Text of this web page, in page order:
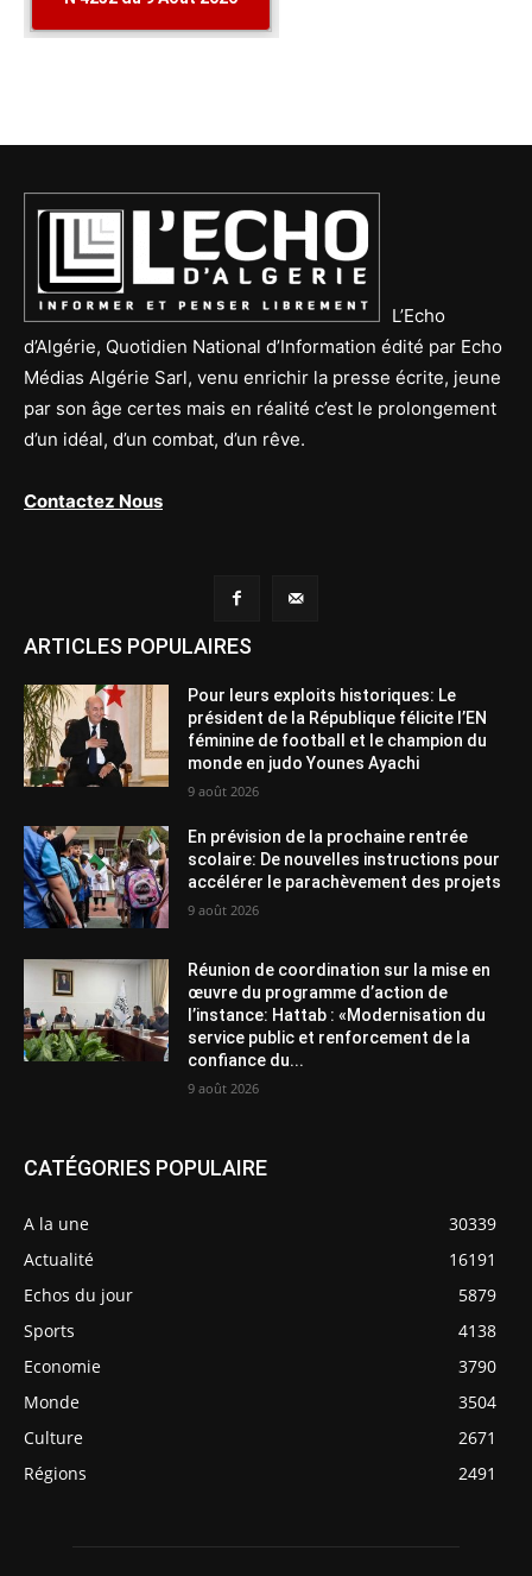
L’Echo
d’Algérie, Quotidien National d’Information édité par Echo
Médias Algérie Sarl, venu enrichir la presse écrite, jeune
par son âge certes mais en réalité c’est le prolongement
d’un idéal, d’un combat, d’un rêve.
Contactez Nous
ARTICLES POPULAIRES
Pour leurs exploits historiques: Le
président de la République félicite l’EN
féminine de football et le champion du
monde en judo Younes Ayachi
9 août 2026
En prévision de la prochaine rentrée
scolaire: De nouvelles instructions pour
accélérer le parachèvement des projets
9 août 2026
Réunion de coordination sur la mise en
œuvre du programme d’action de
l’instance: Hattab : «Modernisation du
service public et renforcement de la
confiance du...
9 août 2026
CATÉGORIES POPULAIRE
A la une
30339
Actualité
16191
Echos du jour
5879
Sports
4138
Economie
3790
Monde
3504
Culture
2671
Régions
2491